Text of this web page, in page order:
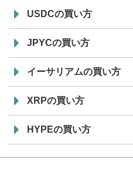
USDCの買い方
JPYCの買い方
イーサリアムの買い方
XRPの買い方
HYPEの買い方